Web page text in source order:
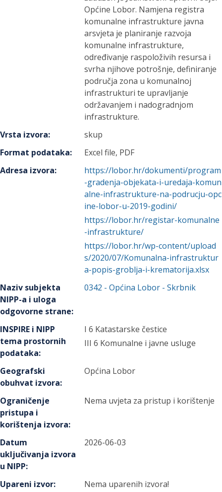
Općine Lobor. Namjena registra
komunalne infrastrukture javna
arsvjeta je planiranje razvoja
komunalne infrastrukture,
određivanje raspoloživih resursa i
svrha njihove potrošnje, definiranje
područja zona u komunalnoj
infrastrukturi te upravljanje
održavanjem i nadogradnjom
infrastrukture.
Vrsta izvora:
skup
Format podataka:
Excel file, PDF
Adresa izvora:
https://lobor.hr/dokumenti/program
-gradenja-objekata-i-uredaja-komun
alne-infrastrukture-na-podrucju-opc
ine-lobor-u-2019-godini/
https://lobor.hr/registar-komunalne
-infrastrukture/
https://lobor.hr/wp-content/upload
s/2020/07/Komunalna-infrastruktur
a-popis-groblja-i-krematorija.xlsx
Naziv subjekta
NIPP-a i uloga
odgovorne strane:
0342 -Općina Lobor - Skrbnik
INSPIRE i NIPP
tema prostornih
podataka:
I 6 Katastarske čestice
III 6 Komunalne i javne usluge
Geografski
obuhvat izvora:
Općina Lobor
Ograničenje
pristupa i
korištenja izvora:
Nema uvjeta za pristup i korištenje
Datum
uključivanja izvora
u NIPP:
2026-06-03
Upareni izvor: Nema uparenih izvora!